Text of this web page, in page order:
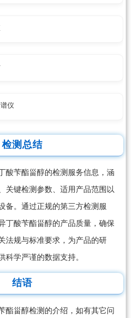
仪
检测总结
酸苄酯甾醇的检测服务信息，涵
关键检测参数、适用产品范围以
备。通过正规的第三方检测服
丁酸苄酯甾醇的产品质量，确保
法规与标准要求，为产品的研
科学严谨的数据支持。
结语
酯甾醇检测的介绍，如有其它问